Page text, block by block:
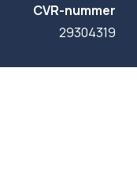
CVR-nummer
29304319